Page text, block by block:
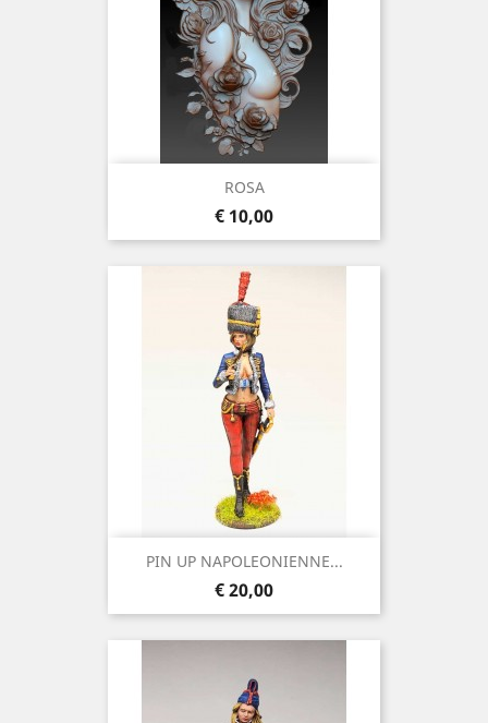
ROSA
Prijs
€ 10,00
PIN UP NAPOLEONIENNE...
Prijs
€ 20,00